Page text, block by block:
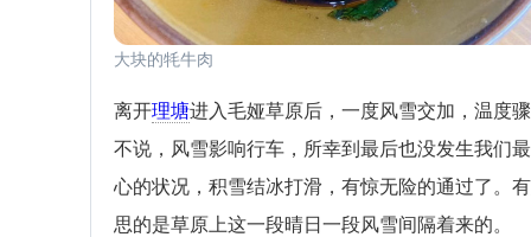
大块的牦牛肉
离开理塘进入毛娅草原后，一度风雪交加，温度
不说，风雪影响行车，所幸到最后也没发生我们
心的状况，积雪结冰打滑，有惊无险的通过了。
思的是草原上这一段晴日一段风雪间隔着来的。